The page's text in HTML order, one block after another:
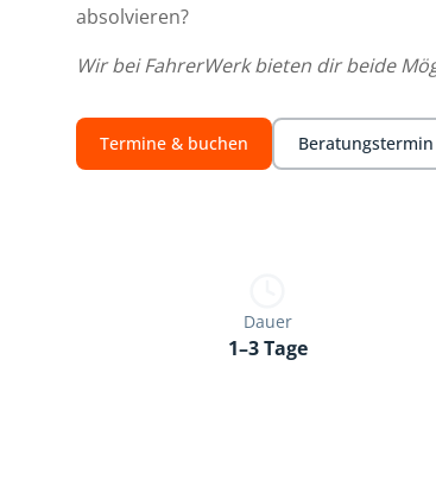
absolvieren?
Wir bei FahrerWerk bieten dir beide
Termine & buchen Beratungstermin
Dauer
1–3 Tage